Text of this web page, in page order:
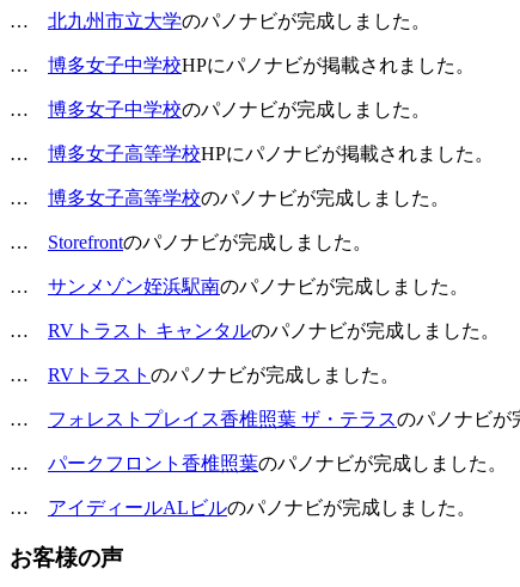
… 北九州市立大学のパノナビが完成しました。
… 博多女子中学校HPにパノナビが掲載されました。
… 博多女子中学校のパノナビが完成しました。
… 博多女子高等学校HPにパノナビが掲載されました。
… 博多女子高等学校のパノナビが完成しました。
… Storefrontのパノナビが完成しました。
… サンメゾン姪浜駅南のパノナビが完成しました。
… RVトラスト キャンタルのパノナビが完成しました。
… RVトラスト のパノナビが完成しました。
… フォレストプレイス香椎照葉 ザ・テラスのパノナビが
… パークフロント香椎照葉のパノナビが完成しました。
… アイディールALビルのパノナビが完成しました。
お客様の声